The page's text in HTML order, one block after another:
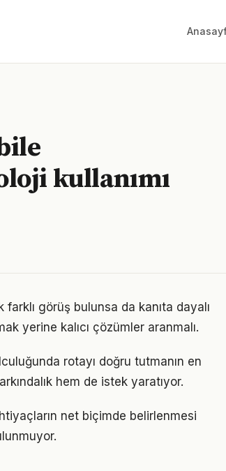
kullanımı
görüş bulunsa da kanıta dayalı
yerine kalıcı çözümler aranmalı.
rotayı doğru tutmanın en
hem de istek yaratıyor.
net biçimde belirlenmesi